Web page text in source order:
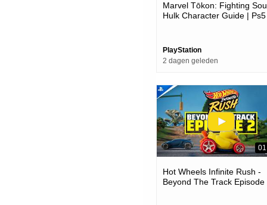
Marvel Tōkon: Fighting
Hulk Character Guide |
PlayStation
2 dagen geleden
Hot Wheels Infinite Rush -
Beyond The Track Episode